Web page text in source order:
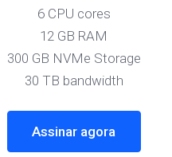
6 CPU cores
12 GB RAM
300 GB NVMe Storage
30 TB bandwidth
Assinar agora